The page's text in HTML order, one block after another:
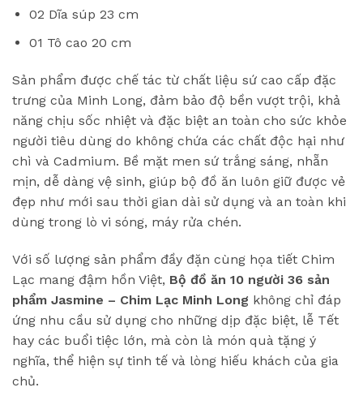
02 Dĩa súp 23 cm
01 Tô cao 20 cm
Sản phẩm được chế tác từ chất liệu sứ cao cấp đặc
trưng của Minh Long, đảm bảo độ bền vượt trội, khả
năng chịu sốc nhiệt và đặc biệt an toàn cho sức khỏe
người tiêu dùng do không chứa các chất độc hại như
chì và Cadmium. Bề mặt men sứ trắng sáng, nhẵn
mịn, dễ dàng vệ sinh, giúp bộ đồ ăn luôn giữ được vẻ
đẹp như mới sau thời gian dài sử dụng và an toàn khi
dùng trong lò vi sóng, máy rửa chén.
Với số lượng sản phẩm đầy đặn cùng họa tiết Chim
Lạc mang đậm hồn Việt, Bộ đồ ăn 10 người 36 sản
phẩm Jasmine – Chim Lạc Minh Long không chỉ đáp
ứng nhu cầu sử dụng cho những dịp đặc biệt, lễ Tết
hay các buổi tiệc lớn, mà còn là món quà tặng ý
nghĩa, thể hiện sự tinh tế và lòng hiếu khách của gia
chủ.